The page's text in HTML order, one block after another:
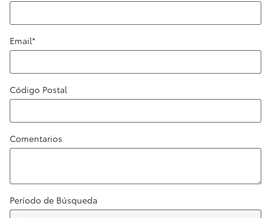
Email*
Código Postal
Comentarios
Período de Búsqueda